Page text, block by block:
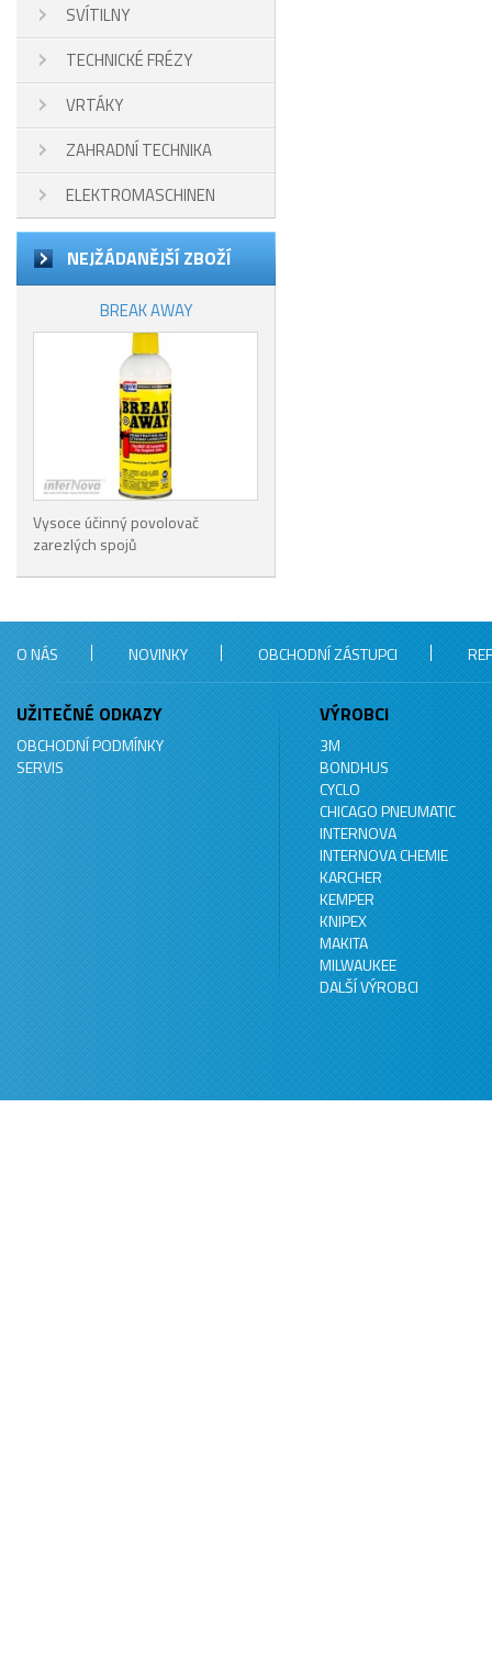
SVÍTILNY
TECHNICKÉ FRÉZY
VRTÁKY
ZAHRADNÍ TECHNIKA
ELEKTROMASCHINEN
NEJŽÁDANĚJŠÍ ZBOŽÍ
BREAK AWAY
Vysoce účinný povolovač
zarezlých spojů
O NÁS NOVINKY OBCHODNÍ ZÁSTUPCI
UŽITEČNÉ ODKAZY
OBCHODNÍ PODMÍNKY
SERVIS
VÝROBCI
3M
BONDHUS
CYCLO
CHICAGO PNEUMATIC
INTERNOVA
INTERNOVA CHEMIE
KARCHER
KEMPER
KNIPEX
MAKITA
MILWAUKEE
DALŠÍ VÝROBCI